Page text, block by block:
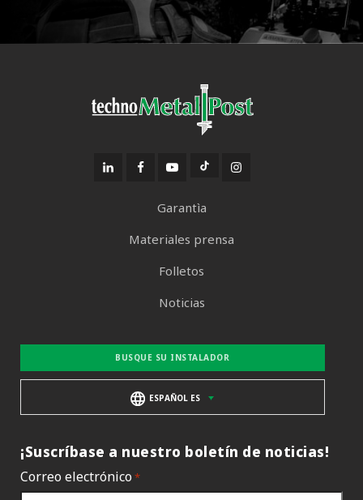
Garantìa
Materiales prensa
Folletos
Noticias
BUSQUE SU INSTALADOR
ESPAÑOL ES
¡Suscríbase a nuestro boletín de noticias!
Correo electrónico *